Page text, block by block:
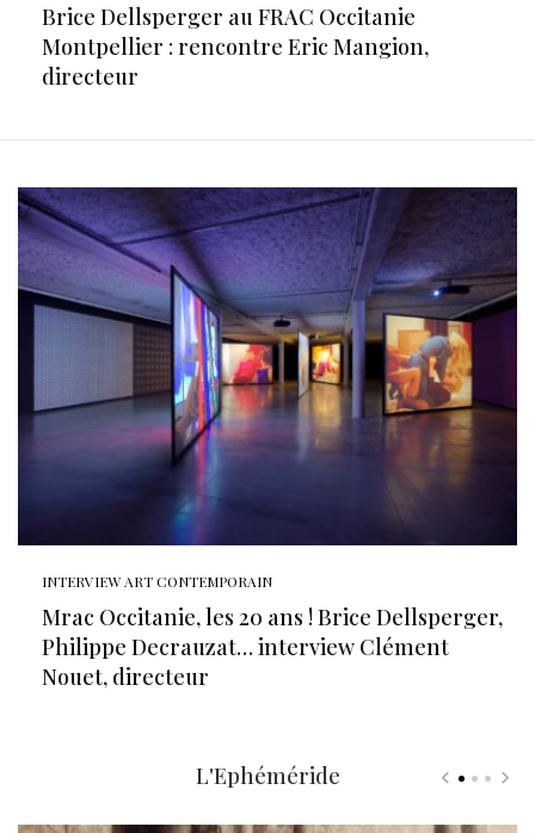
Brice Dellsperger au FRAC Occitanie
Montpellier : rencontre Eric Mangion,
directeur
INTERVIEW ART CONTEMPORAIN
Mrac Occitanie, les 20 ans ! Brice Dellsperger,
Philippe Decrauzat… interview Clément
Nouet, directeur
L'Ephéméride